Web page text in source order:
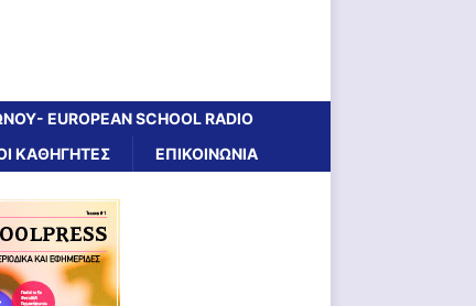
EUROPEAN SCHOOL RADIO
ΚΑΘΗΓΗΤΕΣ ΕΠΙΚΟΙΝΩΝΙΑ